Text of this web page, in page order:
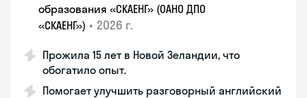
образования «СКАЕНГ» (ОАНО ДПО
«СКАЕНГ») • 2026 г.
Прожила 15 лет в Новой Зеландии, что
обогатило опыт.
Помогает улучшить разговорный английский